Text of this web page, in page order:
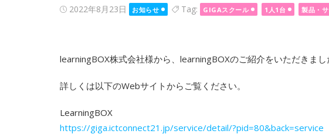
Posted
2022年8月23日 お知らせ Tag: GIGAスクール 1人1台 製品・
learningBOX株式会社様から、learningBOXのご紹介をいただきま
詳しくは以下のWebサイトからご覧ください。
LearningBOX
https://giga.ictconnect21.jp/service/detail/?pid=80&back=service